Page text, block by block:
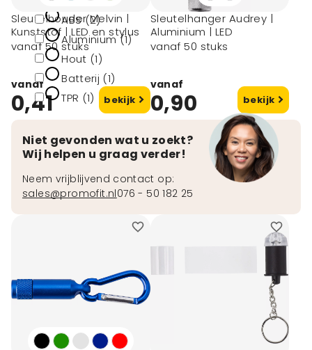
ABS (2)
Aluminium (1)
Hout (1)
Batterij (1)
TPR (1)
Sleutelhouder Melvin |
Kunststof | LED en stylus
vanaf 50 stuks
vanaf
0,41 bekijk
Sleutelhanger Audrey |
Aluminium | LED
vanaf 50 stuks
vanaf
0,90 bekijk
Niet gevonden wat u zoekt?
Wij helpen u graag verder!
Neem vrijblijvend contact op:
sales@promofit.nl076 - 50 182 25